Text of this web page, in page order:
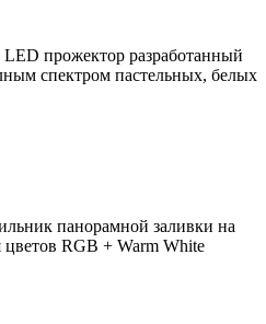
прожектор разработанный
спектром пастельных, белых
панорамной заливки на
RGB + Warm White